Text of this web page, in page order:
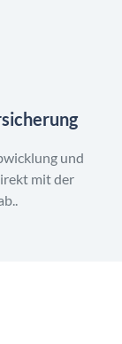
und
mit der